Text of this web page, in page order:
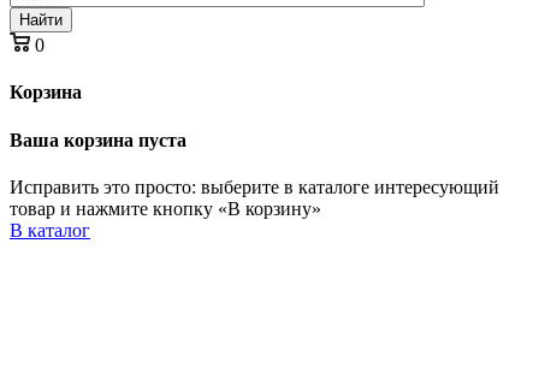
Найти
0
Корзина
Ваша корзина пуста
Исправить это просто: выберите в каталоге интересующий
товар и нажмите кнопку «В корзину»
В каталог